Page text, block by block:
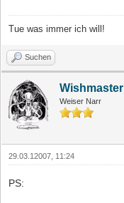
Tue was immer ich will!
Suchen
Wishmaster
Weiser Narr
29.03.12007, 11:24
PS: